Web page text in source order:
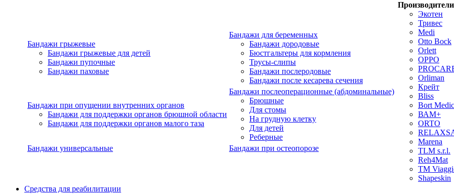
Бандажи грыжевые
Бандажи грыжевые для детей
Бандажи пупочные
Бандажи паховые
Бандажи для беременных
Бандажи дородовые
Бюстгальтеры для кормления
Трусы-слипы
Бандажи послеродовые
Бандажи после кесарева сечения
Бандажи при опущении внутренних органов
Бандажи для поддержки органов брюшной области
Бандажи для поддержки органов малого таза
Бандажи послеоперационные (абдоминальные)
Брюшные
Для стомы
На грудную клетку
Для детей
Реберные
Бандажи универсальные
Бандажи при остеопорозе
Производители
Экотен
Тривес
Medi
Otto Bock
Orlett
OPPO
Orliman
Крейт
Bliss
Bort
ВАМ+
ORTO
Marena
TLM s.r.l.
Reh4Mat
TM
Shapeskin
Средства для реабилитации